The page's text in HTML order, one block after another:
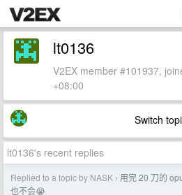
lt0136
V2EX member #101937,
+08:00
Switch
lt0136's recent replies
Replied to a topic by NASK › 用完 20 刀的
也不会😭